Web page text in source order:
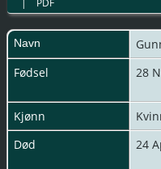
| PDF
Navn
Fødsel
28
Kjønn
Død
24